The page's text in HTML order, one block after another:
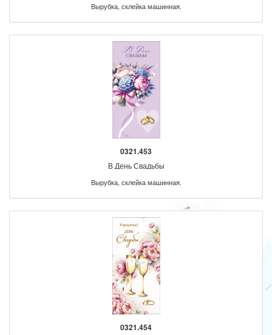
Вырубка, склейка машинная.
0321.453
В День Свадьбы
Вырубка, склейка машинная.
0321.454